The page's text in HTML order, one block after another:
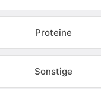
Proteine
Sonstige